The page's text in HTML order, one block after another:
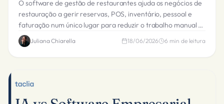
O software de gestão de restaurantes ajuda os negócios de
restauração a gerir reservas, POS, inventário, pessoal e
faturação num único lugar para reduzir o trabalho manual e
melhorar o serviço.
Juliana Chiarella 18/06/2026 6 min de leitura